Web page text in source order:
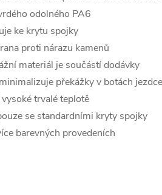
odolného PA6
ke krytu spojky
proti nárazu kamenů
materiál je součástí dodávky
překážky v botách jezdce
trvalé teplotě
se standardními kryty spojky
barevných provedeních